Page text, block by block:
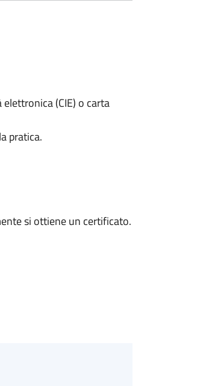
(CIE) o carta
pratica.
si ottiene un certificato.